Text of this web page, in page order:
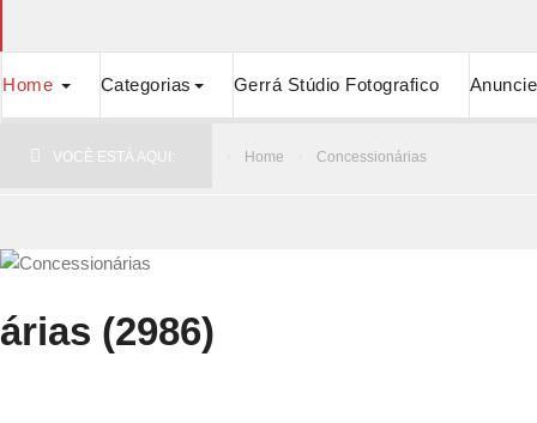
Home Categorias Gerrá Stúdio Fotografico Anuncie
VOCÊ ESTÁ AQUI: Home Concessionárias
árias (2986)